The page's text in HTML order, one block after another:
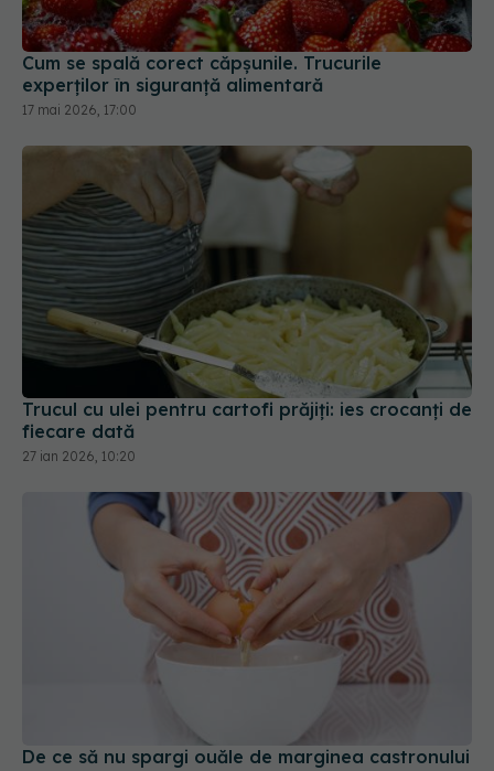
Cum se spală corect căpșunile. Trucurile
experților în siguranță alimentară
17 mai 2026, 17:00
Trucul cu ulei pentru cartofi prăjiți: ies crocanți de
fiecare dată
27 ian 2026, 10:20
De ce să nu spargi ouăle de marginea castronului